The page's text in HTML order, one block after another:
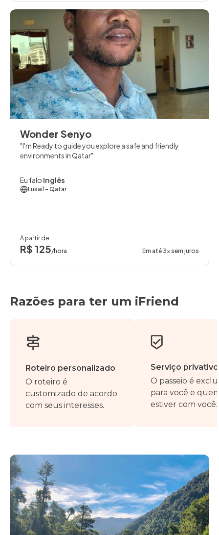
Wonder Senyo
I'm Ready to guide you explore a safe and friendly
environments in Qatar
Eu falo Inglês
Lusail - Qatar
A partir de
R$ 125/hora Em até 3x sem juros
Razões para ter um iFriend
Roteiro personalizado
O roteiro é
customizado de acordo
com seus interesses.
Serviço privativo
O passeio é
para você e
estiver com você.